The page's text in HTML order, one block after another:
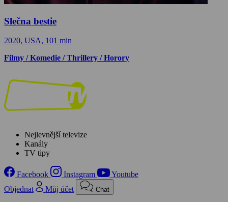
Slečna bestie
2020, USA, 101 min
Filmy / Komedie / Thrillery / Horory
Nejlevnější televize
Kanály
TV tipy
Facebook Instagram
Youtube
Objednat
Můj účet Chat